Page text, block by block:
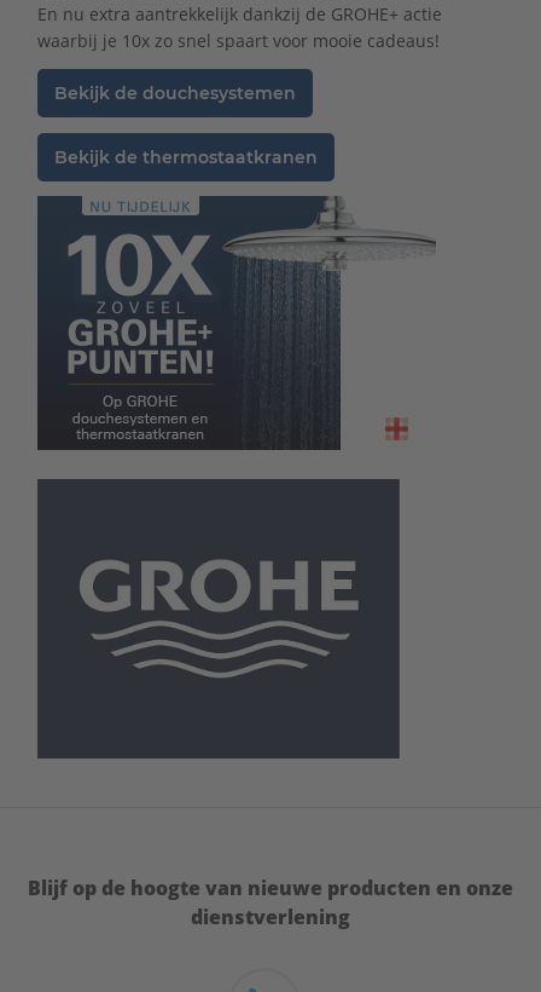
En nu extra aantrekkelijk dankzij de GROHE+ actie
waarbij je 10x zo snel spaart voor mooie cadeaus!
Bekijk de douchesystemen
Bekijk de thermostaatkranen
Blijf op de hoogte van nieuwe producten en onze
dienstverlening